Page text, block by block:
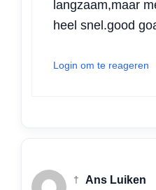
langzaam,maar
heel snel.good
Login om te reageren
† Ans Luiken